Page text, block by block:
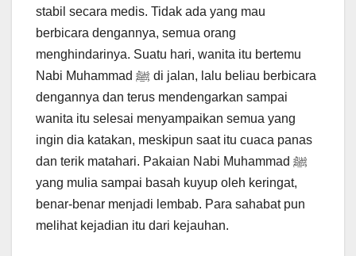
stabil secara medis. Tidak ada yang mau
berbicara dengannya, semua orang
menghindarinya. Suatu hari, wanita itu bertemu
Nabi Muhammad ﷺ di jalan, lalu beliau berbicara
dengannya dan terus mendengarkan sampai
wanita itu selesai menyampaikan semua yang
ingin dia katakan, meskipun saat itu cuaca panas
dan terik matahari. Pakaian Nabi Muhammad ﷺ
yang mulia sampai basah kuyup oleh keringat,
benar-benar menjadi lembab. Para sahabat pun
melihat kejadian itu dari kejauhan.